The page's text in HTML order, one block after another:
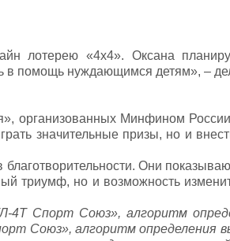
лотерею «4х4». Оксана
в помощь нуждающимся детям», –
организованных Минфином
значительные призы, но и
Они
триумф, но и возможность
Спорт Союз», алгоритм
Союз», алгоритм определения